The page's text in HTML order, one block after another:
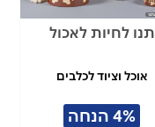
תנו לחיות לאכול
אוכל וציוד לכלבים
4% הנחה